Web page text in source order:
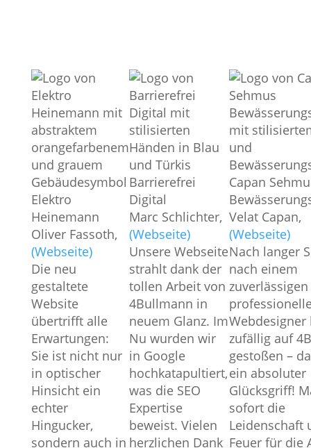
Elektro
Heinemann
Oliver Fassoth,
(Webseite)
Die neu
gestaltete
Website
übertrifft alle
Erwartungen:
Sie ist nicht nur
in optischer
Hinsicht ein
echter
Hingucker,
sondern auch in
Barrierefrei
Digital
Marc Schlichter,
(Webseite)
Unsere Webseite
strahlt dank der
tollen Arbeit von
4Bullmann in
neuem Glanz. Im
Nu wurden wir
in Google
hochkatapultiert,
was die SEO
Expertise
beweist. Vielen
herzlichen Dank
Capan
Velat Capan,
(Webseite)
Nach langer
nach einem
Webdesigner
zufällig auf
gestoßen –
ein absoluter
Glücksgriff!
sofort die
Leidenschaft
Feuer für die